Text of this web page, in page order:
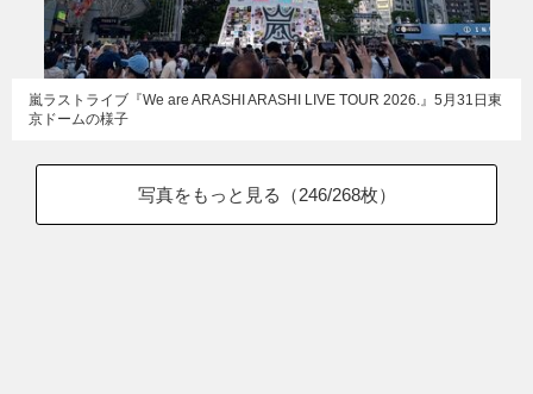
嵐ラストライブ『We are ARASHI ARASHI LIVE TOUR 2026.』5月31日東
京ドームの様子
写真をもっと見る（246/268枚）